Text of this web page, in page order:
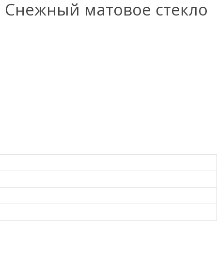
матовое стекло